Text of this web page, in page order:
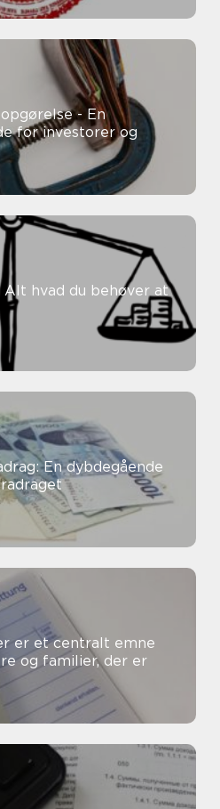
- En
for investorer og
Alt hvad du behøver at
En dybdegående
er et centralt emne
og familier, der er